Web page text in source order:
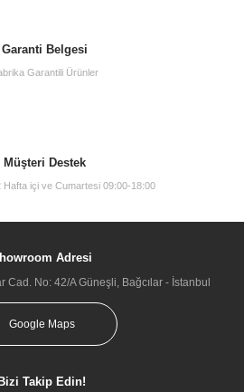
Garanti Belgesi
Garantili Ürünler
Müşteri Destek
Hafta içi ve Cumartesi 09:00-18:00
Adresi
Cad. No: 42/A Güneşli, Bağcılar - İstanbul
Google Maps
Bizi Takip Edin!